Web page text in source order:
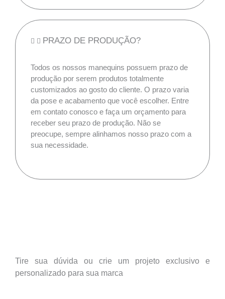
PRAZO DE PRODUÇÃO?
Todos os nossos manequins possuem prazo de
produção por serem produtos totalmente
customizados ao gosto do cliente. O prazo varia
da pose e acabamento que você escolher. Entre
em contato conosco e faça um orçamento para
receber seu prazo de produção. Não se
preocupe, sempre alinhamos nosso prazo com a
sua necessidade.
Tire sua dúvida ou crie um projeto exclusivo e
personalizado para sua marca